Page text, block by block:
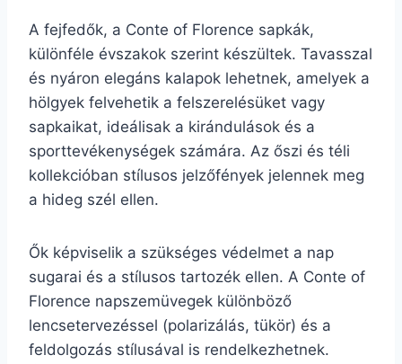
A fejfedők, a Conte of Florence sapkák,
különféle évszakok szerint készültek. Tavasszal
és nyáron elegáns kalapok lehetnek, amelyek a
hölgyek felvehetik a felszerelésüket vagy
sapkaikat, ideálisak a kirándulások és a
sporttevékenységek számára. Az őszi és téli
kollekcióban stílusos jelzőfények jelennek meg
a hideg szél ellen.
Ők képviselik a szükséges védelmet a nap
sugarai és a stílusos tartozék ellen. A Conte of
Florence napszemüvegek különböző
lencsetervezéssel (polarizálás, tükör) és a
feldolgozás stílusával is rendelkezhetnek.